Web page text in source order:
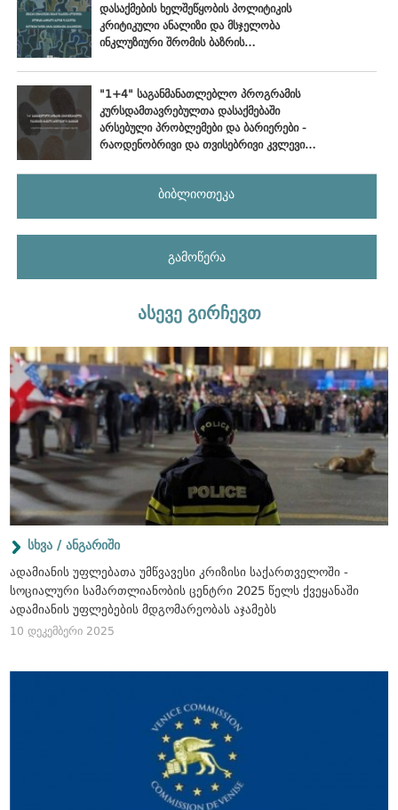
დასაქმების ხელშეწყობის პოლიტიკის
კრიტიკული ანალიზი და მსჯელობა
ინკლუზიური შრომის ბაზრის
"1+4" საგანმანათლებლო პროგრამის
კურსდამთავრებულთა დასაქმებაში
არსებული პრობლემები და ბარიერები -
რაოდენობრივი და თვისებრივი კვლევის
ბიბლიოთეკა
გამოწერა
ასევე გირჩევთ
სხვა / ანგარიში
ადამიანის უფლებათა უმწვავესი კრიზისი საქართველოში -
სოციალური სამართლიანობის ცენტრი 2025 წელს ქვეყანაში
ადამიანის უფლებების მდგომარეობას აჯამებს
10 დეკემბერი 2025